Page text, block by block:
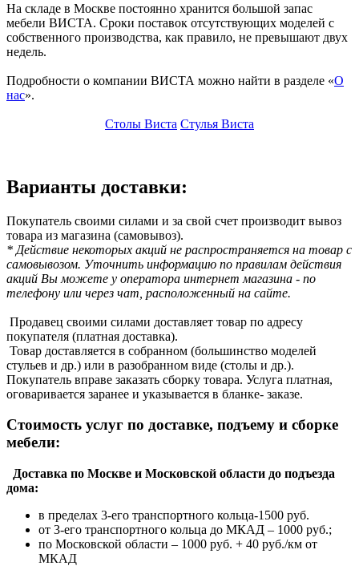
На складе в Москве постоянно хранится большой запас
мебели ВИСТА. Сроки поставок отсутствующих моделей с
собственного производства, как правило, не превышают двух
недель.
Подробности о компании ВИСТА можно найти в разделе «О
нас».
Столы Виста Стулья Виста
Варианты доставки:
Покупатель своими силами и за свой счет производит вывоз
товара из магазина (самовывоз).
* Действие некоторых акций не распространяется на товар с
самовывозом. Уточнить информацию по правилам действия
акций Вы можете у оператора интернет магазина - по
телефону или через чат, расположенный на сайте.
Продавец своими силами доставляет товар по адресу
покупателя (платная доставка).
Товар доставляется в собранном (большинство моделей
стульев и др.) или в разобранном виде (столы и др.).
Покупатель вправе заказать сборку товара. Услуга платная,
оговаривается заранее и указывается в бланке- заказе.
Стоимость услуг по доставке, подъему и сборке
мебели:
Доставка по Москве и Московской области до подъезда
дома:
в пределах 3-его транспортного кольца-1500 руб.
от 3-его транспортного кольца до МКАД – 1000 руб.;
по Московской области – 1000 руб. + 40 руб./км от
МКАД